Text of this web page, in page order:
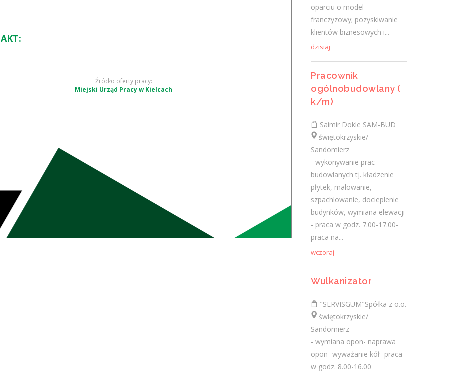
prawo jazdy...
wczoraj
TYNK-BUD Piotr Musiał
świętokrzyskie/ Łachów
Pomocnik tynkarza przy tynkach
pracy, mile widziane doświadczenie w
budownictwie
Więcej ofert pracy
Praca
Ostatnie wpisy
Nowoczesne technologie w pracy. Jak
z tym radzą sobie starsi pracownicy?
2 lutego 2021
Jak zmienić pracę fizyczną na biurową?
3 stycznia 2021
W województwie świętokrzyskim
Źródło oferty pracy:
Miejski Urząd Pracy w Kielcach
oparciu o model
franczyzowy; pozyskiwanie
klientów biznesowych i...
dzisiaj
Pracownik
ogólnobudowlany (
k/m)
Saimir Dokle SAM-BUD
świętokrzyskie/
Sandomierz
- wykonywanie prac
budowlanych tj. kładzenie
płytek, malowanie,
szpachlowanie, docieplenie
budynków, wymiana elewacji
- praca w godz. 7.00-17.00-
praca na...
wczoraj
Wulkanizator
"SERVISGUM"Spółka z o.o.
świętokrzyskie/
Sandomierz
- wymiana opon- naprawa
opon- wyważanie kół- praca
w godz. 8.00-16.00